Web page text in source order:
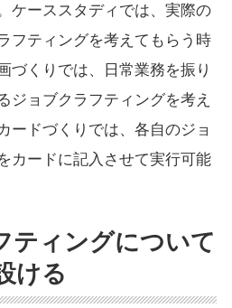
ケーススタディでは、実際の
フティングを考えてもらう時
づくりでは、日常業務を振り
ジョブクラフティングを考え
ードづくりでは、各自のジョ
カードに記入させて実行可能
ティングについて
ける